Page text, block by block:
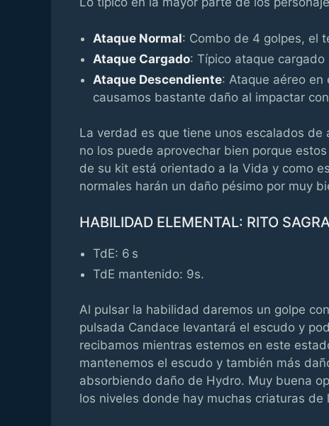
Ataque Normal: Combo de 4 golpes, el
Ataque Cargado: Típico ataque
Ataque Descendiente: Ataque aéreo en
causamos bastante daño al impactar
La verdad es que tiene unos escalados
no los puede aprovechar bien porque
de su kit está orientado a la Vida y como
normales harán un daño pésimo por muy
HABILIDAD ELEMENTAL: RITO
TdE: 6 s
TdE mantenido: 9s.
Al pulsar la habilidad daremos un golpe
pulsada Candace levantará el escudo y
recibamos mientras estemos en este
mantenemos el escudo y también más
absorbiendo daño de Hydro. Muy buena
los niveles donde hay muchas criaturas de